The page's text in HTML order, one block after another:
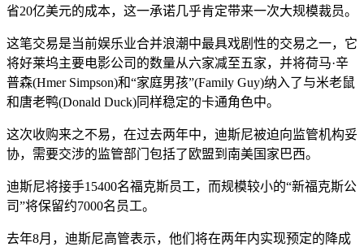
省20亿美元的成本，这一承诺几乎肯定带来一次大规模裁员。
这笔交易是当前娱乐业合并浪潮中最具戏剧性的交易之一，它
将好莱坞主要电影公司的数量从六家减至五家，并将荷马·辛
普森(Hmer Simpson)和“家庭男孩”(Family Guy)纳入了与米老鼠
和唐老鸭(Donald Duck)同样稳定的卡通角色中。
这次收购来之不易，在过去两年中，迪斯尼被迫向监管机构妥
协，需要交涉的监管部门包括了欧盟到南美国家巴西。
迪斯尼将接手15400名福克斯员工，而规模较小的“新福克斯公
司”将保留约7000名员工。
去年8月，迪斯尼高管表示，他们将在两年内实现预定的降成